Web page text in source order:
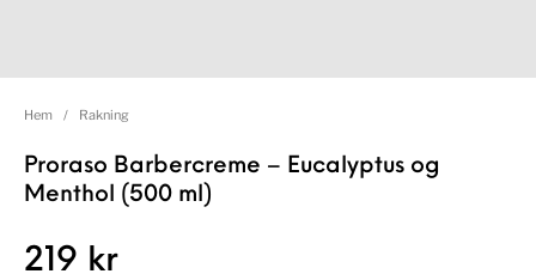
Hem / Rakning
Proraso Barbercreme – Eucalyptus og
Menthol (500 ml)
219 kr